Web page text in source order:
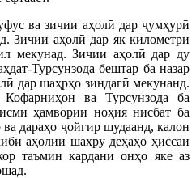
ва зичии аҳолӣ дар ҷумҳурӣ
Зичии аҳолӣ дар як километри
мекунад. Зичии аҳолӣ дар ду
Турсунзода бештар ба назар
дар шаҳрҳо зиндагӣ мекунанд.
ва Турсунзода ба
ҳамвории ноҳия нисбат ба
дараҳо ҷойгир шудаанд, калон
аҳолии шаҳру деҳаҳо ҳиссаи
таъмин кардани онҳо яке аз